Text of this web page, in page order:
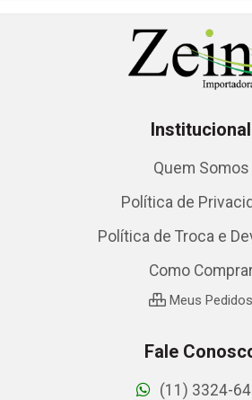
Institucional
Quem Somos
Política de
Política de Troca e
Como
Meus Pedidos
Fale
(11) 3324-